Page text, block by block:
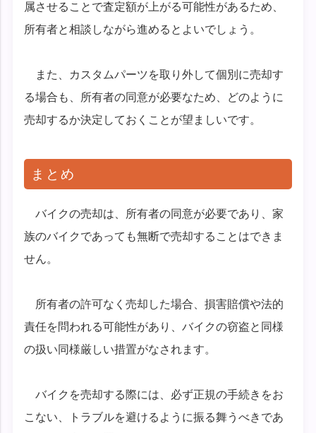
属させることで査定額が上がる可能性があるため、
所有者と相談しながら進めるとよいでしょう。
また、カスタムパーツを取り外して個別に売却す
る場合も、所有者の同意が必要なため、どのように
売却するか決定しておくことが望ましいです。
まとめ
バイクの売却は、所有者の同意が必要であり、家
族のバイクであっても無断で売却することはできま
せん。
所有者の許可なく売却した場合、損害賠償や法的
責任を問われる可能性があり、バイクの窃盗と同様
の扱い同様厳しい措置がなされます。
バイクを売却する際には、必ず正規の手続きをお
こない、トラブルを避けるように振る舞うべきであ